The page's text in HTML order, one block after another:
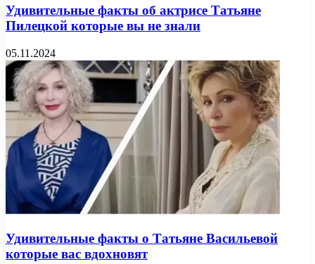
Удивительные факты об актрисе Татьяне
Пилецкой которые вы не знали
05.11.2024
Удивительные факты о Татьяне Васильевой
которые вас вдохновят